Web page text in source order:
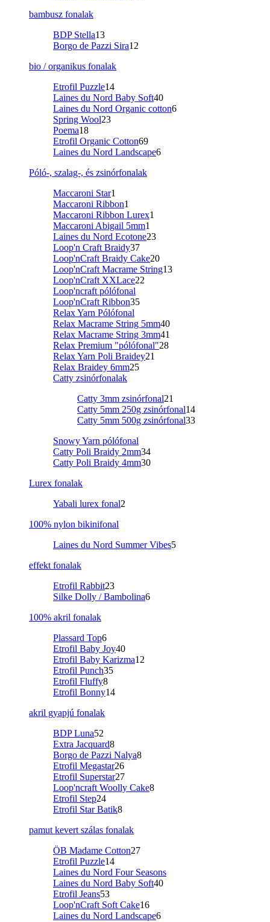
bambusz fonalak
BDP Stella13
Borgo de Pazzi Sira12
bio / organikus fonalak
Etrofil Puzzle14
Laines du Nord Baby Soft40
Laines du Nord Organic cotton6
Spring Wool23
Poema18
Etrofil Organic Cotton69
Laines du Nord Landscape6
Póló-, szalag-, és zsinórfonalak
Maccaroni Star1
Maccaroni Ribbon1
Maccaroni Ribbon Lurex1
Maccaroni Abigail 5mm1
Laines du Nord Ecotone23
Loop'n Craft Braidy37
Loop'nCraft Braidy Cake20
Loop'nCraft Macrame String13
Loop'nCraft XXLace22
Loop'ncraft pólófonal
Loop'nCraft Ribbon35
Relax Yarn Pólófonal
Relax Macrame String 5mm40
Relax Macrame String 3mm41
Relax Premium "pólófonal"28
Relax Yarn Poli Braidey21
Relax Braidey 6mm25
Catty zsinórfonalak
Catty 3mm zsinórfonal21
Catty 5mm 250g zsinórfonal14
Catty 5mm 500g zsinórfonal33
Snowy Yarn pólófonal
Catty Poli Braidy 2mm34
Catty Poli Braidy 4mm30
Lurex fonalak
Yabali lurex fonal2
100% nylon bikinifonal
Laines du Nord Summer Vibes5
effekt fonalak
Etrofil Rabbit23
Silke Dolly / Bambolina6
100% akril fonalak
Plassard Top6
Etrofil Baby Joy40
Etrofil Baby Karizma12
Etrofil Punch35
Etrofil Fluffy8
Etrofil Bonny14
akril gyapjú fonalak
BDP Luna52
Extra Jacquard8
Borgo de Pazzi Nalya8
Etrofil Megastar26
Etrofil Superstar27
Loop'ncraft Woolly Cake8
Etrofil Step24
Etrofil Star Batik8
pamut kevert szálas fonalak
ÖB Madame Cotton27
Etrofil Puzzle14
Laines du Nord Four Seasons
Laines du Nord Baby Soft40
Etrofil Jeans53
Loop'nCraft Soft Cake16
Laines du Nord Landscape6